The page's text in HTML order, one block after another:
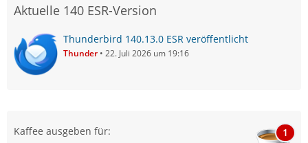
Aktuelle 140 ESR-Version
Thunderbird 140.13.0 ESR veröffentlicht
Thunder 22. Juli 2026 um 19:16
Kaffee ausgeben für: 1